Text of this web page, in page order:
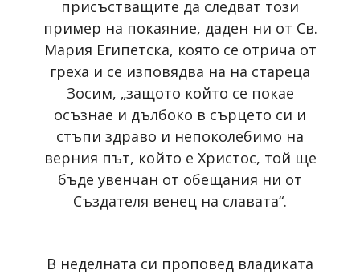
присъстващите да следват този
пример на покаяние, даден ни от Св.
Мария Египетска, която се отрича от
греха и се изповядва на на стареца
Зосим, „защото който се покае
осъзнае и дълбоко в сърцето си и
стъпи здраво и непоколебимо на
верния път, който е Христос, той ще
бъде увенчан от обещания ни от
Създателя венец на славата“.
В неделната си проповед владиката